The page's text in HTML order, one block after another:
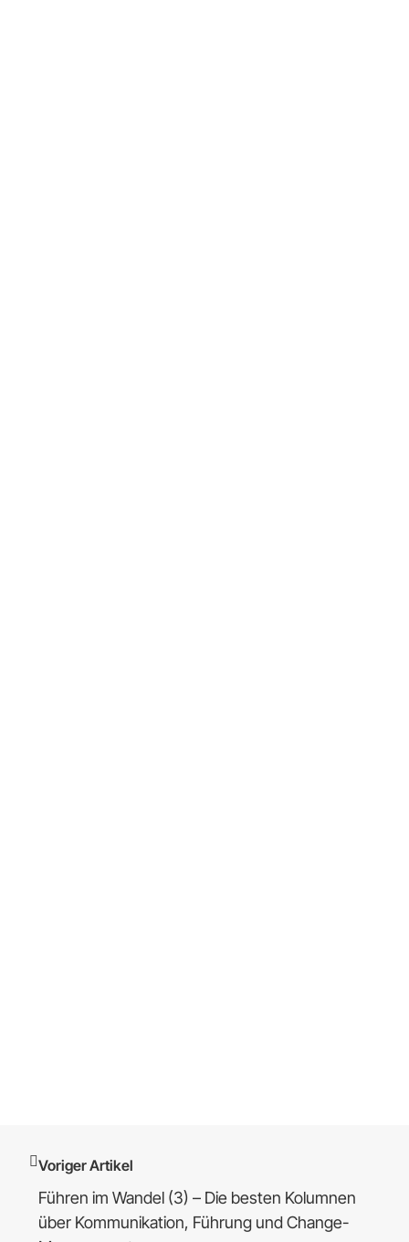
Voriger Artikel
Führen im Wandel (3) – Die besten Kolumnen
über Kommunikation, Führung und Change-